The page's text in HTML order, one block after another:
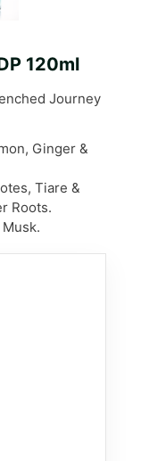
120ml
Journey
Ginger &
Tiare &
Roots.